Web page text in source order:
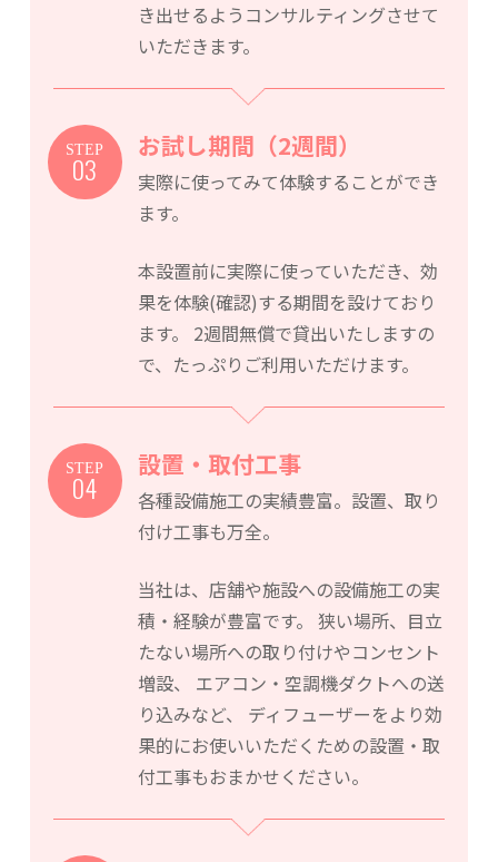
き出せるようコンサルティングさせて
いただきます。
STEP
03
お試し期間（2週間）
実際に使ってみて体験することができ
ます。
本設置前に実際に使っていただき、効
果を体験(確認)する期間を設けており
ます。
2週間無償で貸出いたしますの
で、たっぷりご利用いただけます。
STEP
04
設置・取付工事
各種設備施工の実績豊富。設置、取り
付け工事も万全。
当社は、店舗や施設への設備施工の実
積・経験が豊富です。 狭い場所、目立
たない場所への取り付けやコンセント
増設、
エアコン・空調機ダクトへの送
り込みなど、
ディフューザーをより効
果的にお使いいただくための設置・取
付工事もおまかせください。